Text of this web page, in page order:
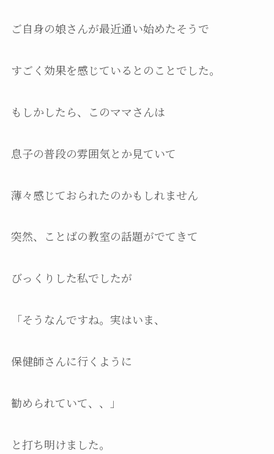
ご自身の娘さんが最近通い始めたそうで
すごく効果を感じているとのことでした。
もしかしたら、このママさんは
息子の普段の雰囲気とか見ていて
薄々感じておられたのかもしれません
突然、ことばの教室の話題がでてきて
びっくりした私でしたが
「そうなんですね。実はいま、
保健師さんに行くように
勧められていて、、」
と打ち明けました。